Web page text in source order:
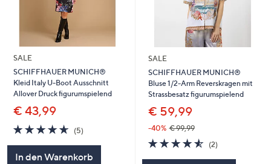
SALE
SCHIFFHAUER MUNICH®
Kleid Italy U-Boot Ausschnitt
Allover Druck figurumspielend
€ 43,99
4.6
von
(5)5
In den Warenkorb
SALE
SCHIFFHAUER MUNICH®
Bluse 1/2-Arm Reverskragen mit
Strassbesatz figurumspielend
€ 59,99
-40% € 99,99
4.5
von
(2)2